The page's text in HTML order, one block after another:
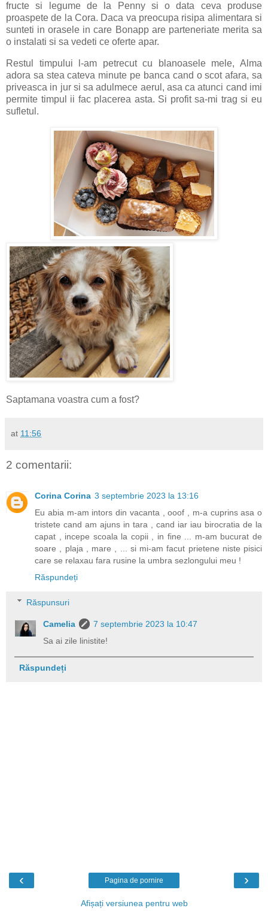
fructe si legume de la Penny si o data ceva produse
proaspete de la Cora. Daca va preocupa risipa alimentara si
sunteti in orasele in care Bonapp are parteneriate merita sa
o instalati si sa vedeti ce oferte apar.
Restul timpului l-am petrecut cu blanoasele mele, Alma
adora sa stea cateva minute pe banca cand o scot afara, sa
priveasca in jur si sa adulmece aerul, asa ca atunci cand imi
permite timpul ii fac placerea asta. Si profit sa-mi trag si eu
sufletul.
Saptamana voastra cum a fost?
at 11:56
2 comentarii:
Corina Corina 3 septembrie 2023 la 13:16
Eu abia m-am intors din vacanta , ooof , m-a cuprins asa o
tristete cand am ajuns in tara , cand iar iau birocratia de la
capat , incepe scoala la copii , in fine ... m-am bucurat de
soare , plaja , mare , ... si mi-am facut prietene niste pisici
care se relaxau fara rusine la umbra sezlongului meu !
Răspundeți
Răspunsuri
Camelia
7 septembrie 2023 la 10:47
Sa ai zile linistite!
Răspundeți
‹ ›
Pagina de pornire
Afișați versiunea pentru web